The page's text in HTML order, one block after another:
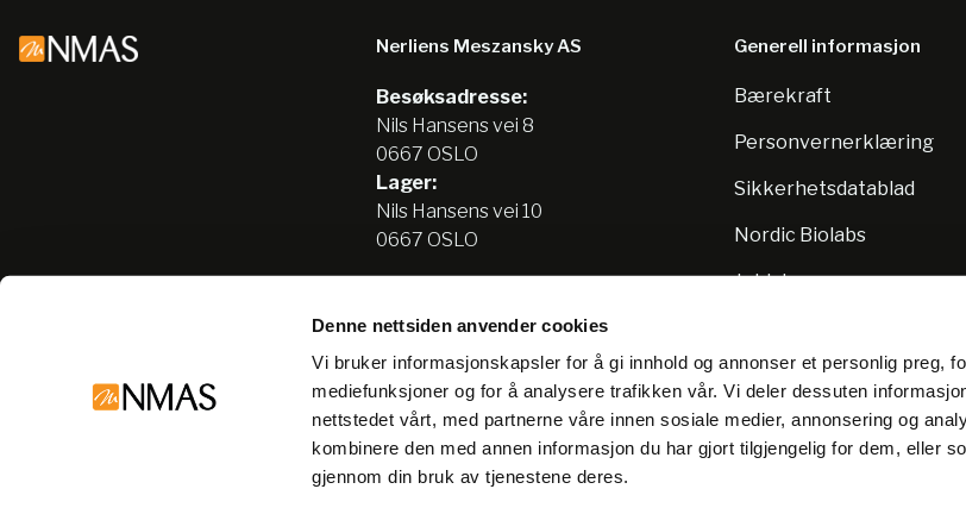
Denne nettsiden anvender cookies
Vi bruker informasjonskapsler for å gi innhold og annonser et personlig preg,
mediefunksjoner og for å analysere trafikken vår. Vi deler dessuten
nettstedet vårt, med partnerne våre innen sosiale medier, annonsering og
kombinere den med annen informasjon du har gjort tilgjengelig for dem, eller
gjennom din bruk av tjenestene deres.
Nerliens Meszansky AS
Besøksadresse:
Nils Hansens vei 8
0667 OSLO
Lager:
Nils Hansens vei 10
0667 OSLO
info@nmas.no
Generell informasjon
Bærekraft
Personvernerklæring
Sikkerhetsdatablad
Nordic Biolabs
Jobb hos oss